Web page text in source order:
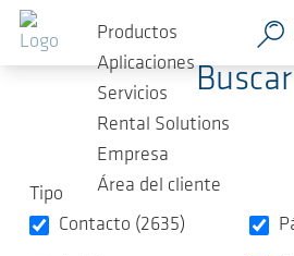
Saltar al contenido principal
Productos
Aplicaciones
Servicios
Rental Solutions
Empresa
Área del cliente
Buscar
Tipo
Contacto (2635)